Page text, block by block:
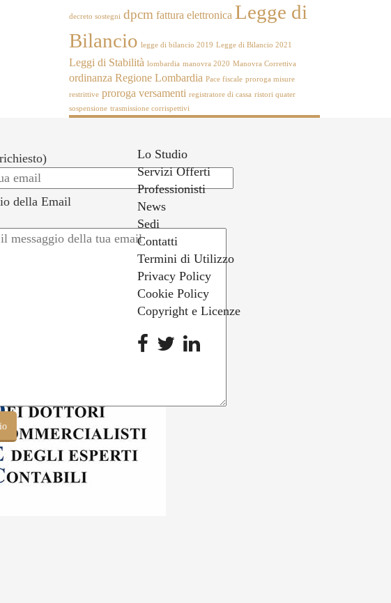
decreto sostegni dpcm fattura elettronica Legge di
Bilancio legge di bilancio 2019 Legge di Bilancio 2021
Leggi di Stabilità lombardia manovra 2020 Manovra Correttiva
ordinanza Regione Lombardia Pace fiscale proroga misure
restrittive proroga versamenti registratore di cassa ristori quater
sospensione trasmissione corrispettivi
della Email
Lo Studio
Servizi Offerti
Professionisti
News
Sedi
Contatti
Termini di Utilizzo
Privacy Policy
Cookie Policy
Copyright e Licenze